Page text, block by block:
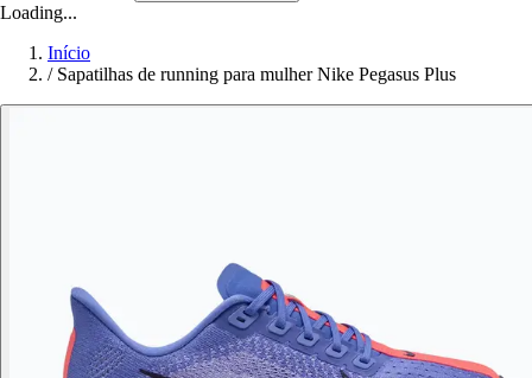
Loading...
Início
/ Sapatilhas de running para mulher Nike Pegasus Plus